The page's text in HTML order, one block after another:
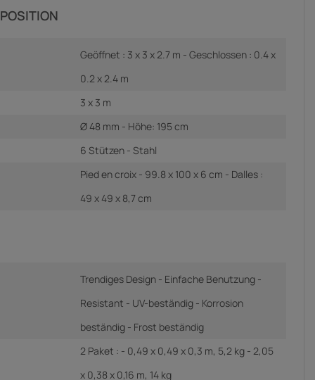
Geöffnet : 3 x 3 x 2.7 m - Geschlossen : 0.4 x
0.2 x 2.4 m
3 x 3 m
Ø 48 mm - Höhe: 195 cm
6 Stützen - Stahl
Pied en croix - 99.8 x 100 x 6 cm - Dalles :
49 x 49 x 8,7 cm
Trendiges Design - Einfache Benutzung -
Resistant - UV-beständig - Korrosion
beständig - Frost beständig
2 Paket : - 0,49 x 0,49 x 0,3 m, 5,2 kg - 2,05
x 0,38 x 0,16 m, 14 kg